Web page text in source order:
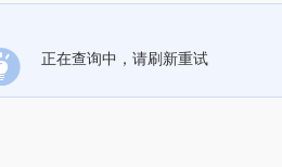
正在查询中，请刷新重试